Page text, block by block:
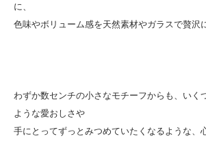
に、
色味やボリューム感を天然素材やガラスで贅沢
わずか数センチの小さなモチーフからも、いく
ような愛おしさや
手にとってずっとみつめていたくなるような、